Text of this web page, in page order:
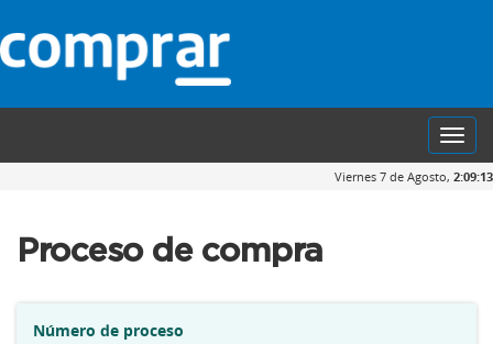
Viernes 7 de Agosto, 2:09:14
Proceso de compra
Número de proceso